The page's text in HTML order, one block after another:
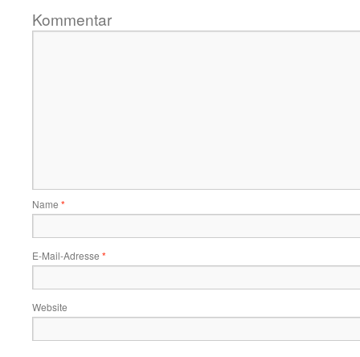
Kommentar
Name *
E-Mail-Adresse *
Website